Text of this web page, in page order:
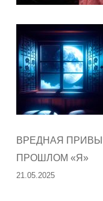
ВРЕДНАЯ
ПРОШЛОМ «Я»
21.05.2025